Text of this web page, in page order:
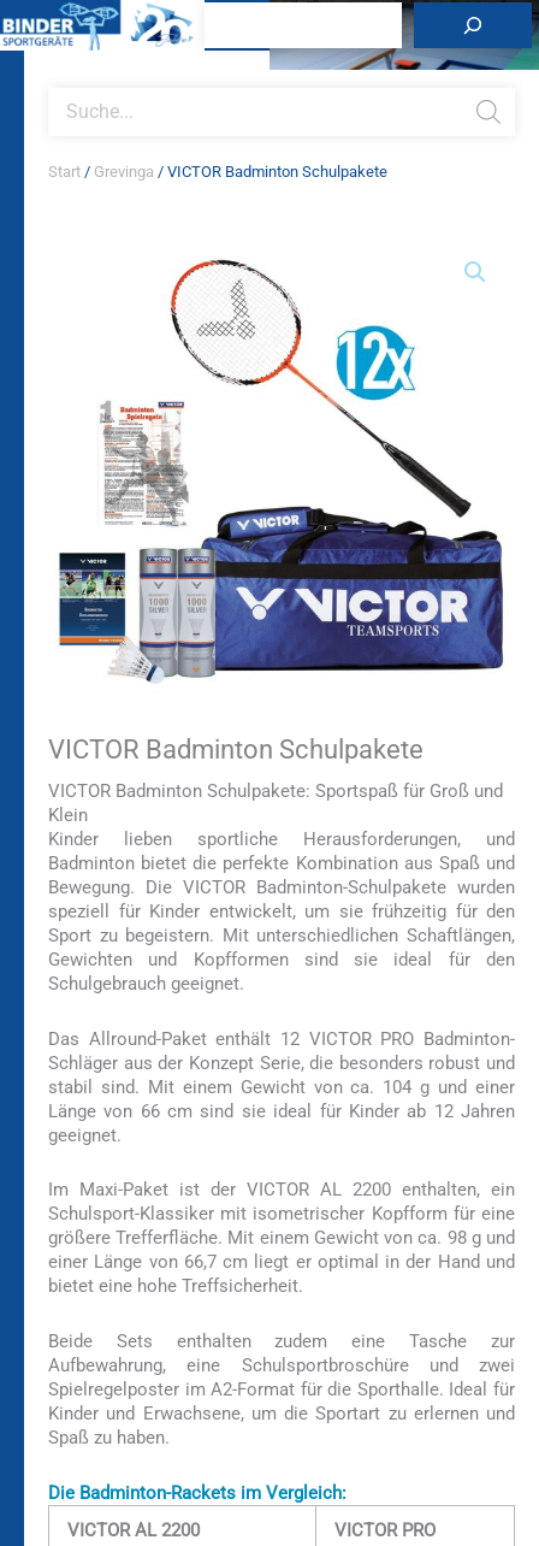
Inhalt
search
Start / Grevinga / VICTOR Badminton Schulpakete
VICTOR Badminton Schulpakete
VICTOR Badminton Schulpakete: Sportspaß für Groß und
Klein
Kinder lieben sportliche Herausforderungen, und
Badminton bietet die perfekte Kombination aus Spaß und
Bewegung. Die VICTOR Badminton-Schulpakete wurden
speziell für Kinder entwickelt, um sie frühzeitig für den
Sport zu begeistern. Mit unterschiedlichen Schaftlängen,
Gewichten und Kopfformen sind sie ideal für den
Schulgebrauch geeignet.
Das Allround-Paket enthält 12 VICTOR PRO Badminton-
Schläger aus der Konzept Serie, die besonders robust und
stabil sind. Mit einem Gewicht von ca. 104 g und einer
Länge von 66 cm sind sie ideal für Kinder ab 12 Jahren
geeignet.
Im Maxi-Paket ist der VICTOR AL 2200 enthalten, ein
Schulsport-Klassiker mit isometrischer Kopfform für eine
größere Trefferfläche. Mit einem Gewicht von ca. 98 g und
einer Länge von 66,7 cm liegt er optimal in der Hand und
bietet eine hohe Treffsicherheit.
Beide Sets enthalten zudem eine Tasche zur
Aufbewahrung, eine Schulsportbroschüre und zwei
Spielregelposter im A2-Format für die Sporthalle. Ideal für
Kinder und Erwachsene, um die Sportart zu erlernen und
Spaß zu haben.
Die Badminton-Rackets im Vergleich:
VICTOR AL 2200
VICTOR PRO